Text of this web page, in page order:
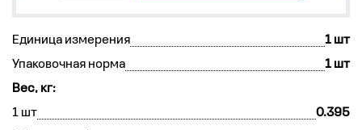
Единица измерения
1 шт
Упаковочная норма
1 шт
Вес, кг:
1 шт
0.395